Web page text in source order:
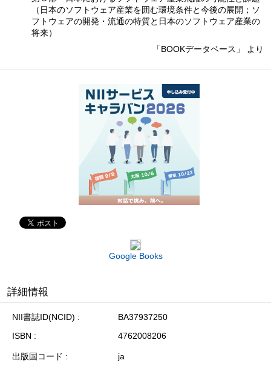
（日本のソフトウェア産業を囲む環境条件と今後の展開；ソ
フトウェアの開発・流通の特質と日本のソフトウェア産業の
将来）
「BOOKデータベース」 より
Google Books
詳細情報
NII書誌ID(NCID)
BA37937250
ISBN
4762008206
出版国コード
ja